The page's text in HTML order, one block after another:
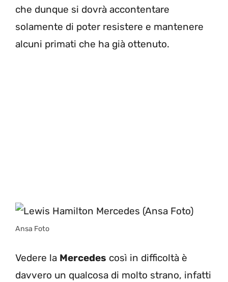
che dunque si dovrà accontentare
solamente di poter resistere e mantenere
alcuni primati che ha già ottenuto.
Ansa Foto
Vedere la Mercedes così in difficoltà è
davvero un qualcosa di molto strano, infatti